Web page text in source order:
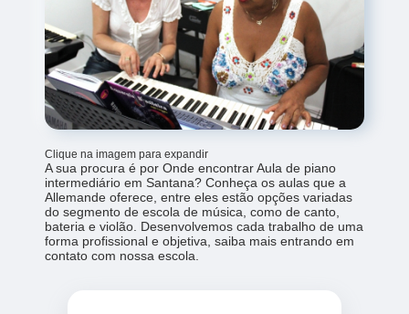
Clique na imagem para expandir
A sua procura é por Onde encontrar Aula de piano
intermediário em Santana? Conheça os aulas que a
Allemande oferece, entre eles estão opções variadas
do segmento de escola de música, como de canto,
bateria e violão. Desenvolvemos cada trabalho de uma
forma profissional e objetiva, saiba mais entrando em
contato com nossa escola.